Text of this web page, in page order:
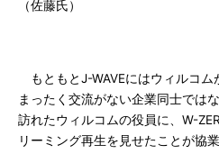
（佐藤氏）
もともとJ-WAVEにはウィルコム
まったく交流がない企業同士では
訪れたウィルコムの役員に、W-
リーミング再生を見せたことが協